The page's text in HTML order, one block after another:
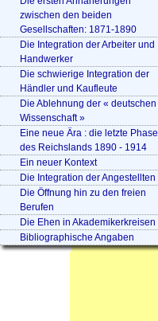
zwischen den beiden
Gesellschaften: 1871-1890
Die Integration der Arbeiter und
Handwerker
Die schwierige Integration der
Händler und Kaufleute
Die Ablehnung der « deutschen
Wissenschaft »
Eine neue Ära : die letzte Phase
des Reichslands 1890 - 1914
Ein neuer Kontext
Die Integration der Angestellten
Die Öffnung hin zu den freien
Berufen
Die Ehen in Akademikerkreisen
Bibliographische Angaben